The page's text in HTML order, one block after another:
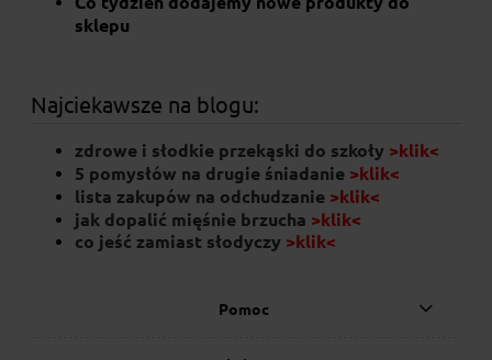
sklepu
Najciekawsze na blogu:
zdrowe i słodkie przekąski do szkoły >klik<
5 pomysłów na drugie śniadanie >klik<
lista zakupów na odchudzanie >klik<
jak dopalić mięśnie brzucha >klik<
co jeść zamiast słodyczy >klik<
Pomoc